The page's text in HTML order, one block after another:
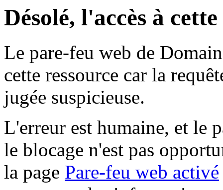
Désolé, l'accès à
Le pare-feu web de
cette ressource car la
jugée suspicieuse.
L'erreur est humaine, et le
le blocage n'est pas
la page Pare-feu web activé